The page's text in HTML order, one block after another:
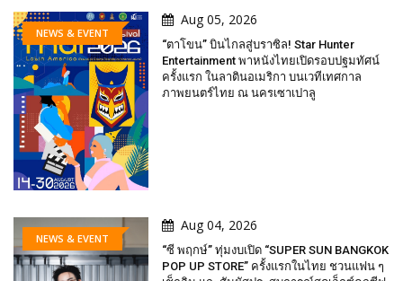
NEWS & EVENT
Aug 05, 2026
“ตาโขน” บินไกลสู่บราซิล! Star Hunter
Entertainment พาหนังไทยเปิดรอบปฐมทัศน์
ครั้งแรก ในลาตินอเมริกา บนเวทีเทศกาล
ภาพยนตร์ไทย ณ นครเซาเปาลู
NEWS & EVENT
Aug 04, 2026
“ซี พฤกษ์” ทุ่มงบเปิด “SUPER SUN BANGKOK
POP UP STORE” ครั้งแรกในไทย ชวนแฟน ๆ